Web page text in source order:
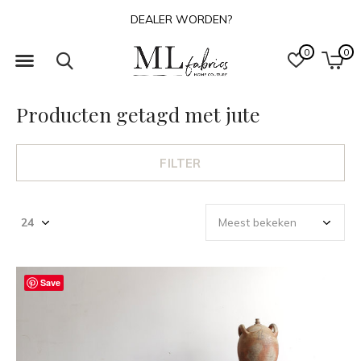
0 0
DEALER WORDEN?
Producten getagd met jute
FILTER
Save